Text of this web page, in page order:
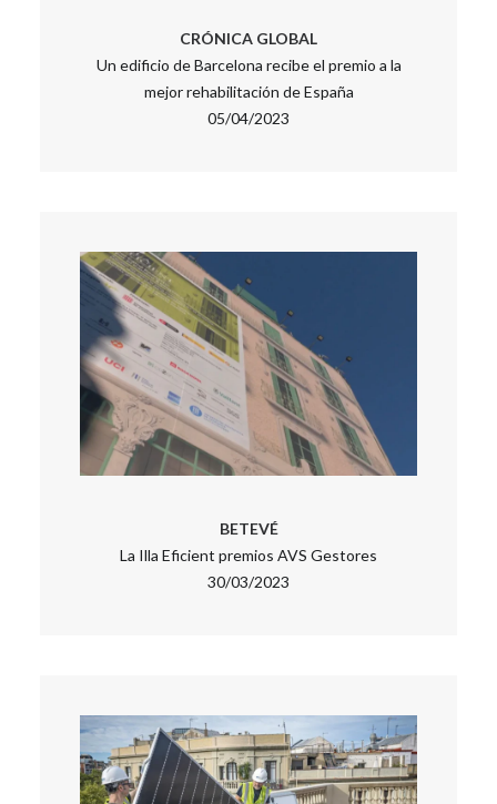
CRÓNICA GLOBAL
Un edificio de Barcelona recibe el premio a la
mejor rehabilitación de España
05/04/2023
BETEVÉ
La Illa Eficient premios AVS Gestores
30/03/2023